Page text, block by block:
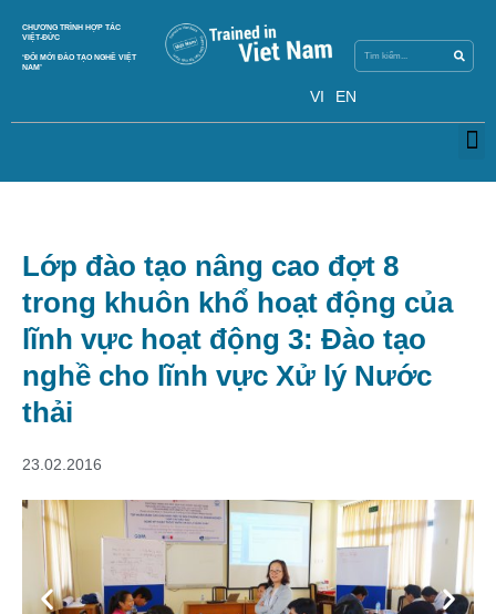
CHƯƠNG TRÌNH HỢP TÁC
VIỆT-ĐỨC
‘ĐỔI MỚI ĐÀO TẠO NGHỀ VIỆT
NAM’
VI EN
Lớp đào tạo nâng cao đợt 8
trong khuôn khổ hoạt động của
lĩnh vực hoạt động 3: Đào tạo
nghề cho lĩnh vực Xử lý Nước
thải
23.02.2016
Previous Next